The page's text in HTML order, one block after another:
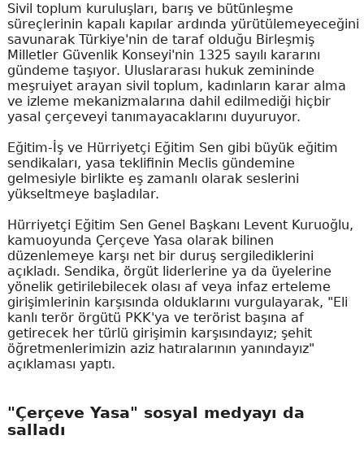
Sivil toplum kuruluşları, barış ve bütünleşme
süreçlerinin kapalı kapılar ardında yürütülemeyeceğini
savunarak Türkiye'nin de taraf olduğu Birleşmiş
Milletler Güvenlik Konseyi'nin 1325 sayılı kararını
gündeme taşıyor. Uluslararası hukuk zemininde
meşruiyet arayan sivil toplum, kadınların karar alma
ve izleme mekanizmalarına dahil edilmediği hiçbir
yasal çerçeveyi tanımayacaklarını duyuruyor.
Eğitim-İş ve Hürriyetçi Eğitim Sen gibi büyük eğitim
sendikaları, yasa teklifinin Meclis gündemine
gelmesiyle birlikte eş zamanlı olarak seslerini
yükseltmeye başladılar.
Hürriyetçi Eğitim Sen Genel Başkanı Levent Kuruoğlu,
kamuoyunda Çerçeve Yasa olarak bilinen
düzenlemeye karşı net bir duruş sergilediklerini
açıkladı. Sendika, örgüt liderlerine ya da üyelerine
yönelik getirilebilecek olası af veya infaz erteleme
girişimlerinin karşısında olduklarını vurgulayarak, "Eli
kanlı terör örgütü PKK'ya ve terörist başına af
getirecek her türlü girişimin karşısındayız; şehit
öğretmenlerimizin aziz hatıralarının yanındayız"
açıklaması yaptı.
"Çerçeve Yasa" sosyal medyayı da
salladı